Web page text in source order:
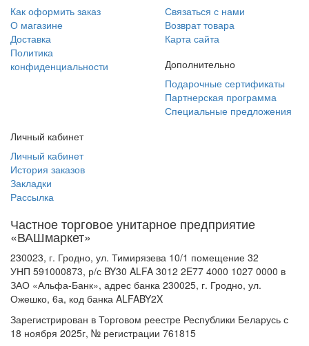
Как оформить заказ
О магазине
Доставка
Политика
конфиденциальности
Связаться с нами
Возврат товара
Карта сайта
Дополнительно
Подарочные сертификаты
Партнерская программа
Специальные предложения
Личный кабинет
Личный кабинет
История заказов
Закладки
Рассылка
Частное торговое унитарное предприятие
«ВАШмаркет»
230023, г. Гродно, ул. Тимирязева 10/1 помещение 32
УНП 591000873, р/с BY30 ALFA 3012 2E77 4000 1027 0000 в
ЗАО «Альфа-Банк», адрес банка 230025, г. Гродно, ул.
Ожешко, 6а, код банка ALFABY2X
Зарегистрирован в Торговом реестре Республики Беларусь с
18 ноября 2025г, № регистрации 761815